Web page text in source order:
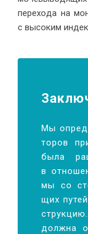
пе­ре­хо­да на
с вы­со­ким
Мы
то­ров
бы­ла
в
мы со
щих
долж­на